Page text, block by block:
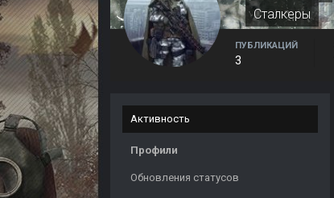
Сталкеры
ПУБЛИКАЦИЙ
3
Активность
Профили
Обновления статусов